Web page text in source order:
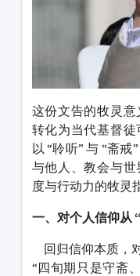
这份文告的牧灵
转化为当代基督徒
以 “聆听” 与 “斋
与他人、教会与
度与行动力的牧灵
一、对个人信仰从
回归信仰本质，
“四旬期只是守斋